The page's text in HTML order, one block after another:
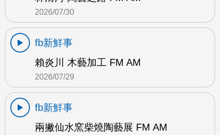
2026/07/30
fb新鮮事
賴炎川 木藝加工 FM AM
2026/07/29
fb新鮮事
兩撇仙水窯柴燒陶藝展 FM AM